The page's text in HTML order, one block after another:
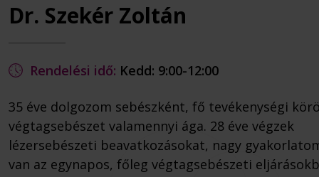
Dr. Szekér Zoltán
Rendelési idő: Kedd: 9:00-12:00
35 éve dolgozom sebészként, fő tevékenységi
végtagsebészet valamennyi ága. 28 éve végzek
lézersebészeti beavatkozásokat, nagy
van az egynapos, főleg végtagsebészeti